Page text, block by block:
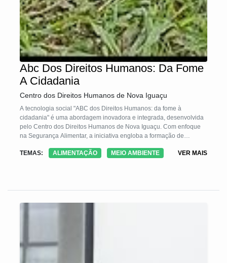
Abc Dos Direitos Humanos: Da Fome
A Cidadania
Centro dos Direitos Humanos de Nova Iguaçu
A tecnologia social "ABC dos Direitos Humanos: da fome à
cidadania" é uma abordagem inovadora e integrada, desenvolvida
pelo Centro dos Direitos Humanos de Nova Iguaçu. Com enfoque
na Segurança Alimentar, a iniciativa engloba a formação de
cursos sobre conservação alimentar, e elaboração de uma cartilha
adaptabilidade a diferentes realidades e sua capacidade de
TEMAS: ALIMENTAÇÃO MEIO AMBIENTE VER MAIS